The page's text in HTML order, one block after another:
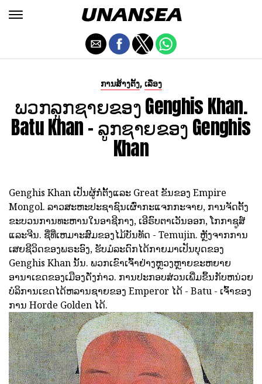
ການສ້າງຕັ້ງ, ເລື່ອງ
ພວກລູກຊາຍຂອງ Genghis Khan.
Batu Khan - ລູກຊາຍຂອງ Genghis
Khan
Genghis Khan ເປັນຜູ້ກໍ່ຕັ້ງແລະ Great ຂັນຂອງ Empire
Mongol. ລາວສະຫະປະຊາຊົນເຜົ່າກະແຈກກະຈາຍ, ການຈັດຕັ້ງ
ຂະບວນການທະຫານໃນອາຊີກາງ, ເອີຣົບຕາເວັນອອກ, ໂກກາຊູສ໌
ແລະຈີນ. ຊື່ທີ່ເຫມາະສົມຂອງໄມ້ບັນທັດ - Temujin. ຫຼັງຈາກການ
ເສຍຊີວິດຂອງພຣະອົງ, ຮັບມໍລະດົກໄດ້ກາຍມາເປັນບຸດຂອງ
Genghis Khan ນັ້ນ. ພວກເຂົາເຈົ້າຢ່າງຫຼວງຫຼາຍຂະຫຍາຍ
ອານາເຂດຂອງເມືອງດັ່ງກ່າວ. ການປະກອບສ່ວນເພີ່ມຂຶ້ນກັບຫນ່ວຍ
ບໍລິການເຂດໄດ້ຫລານຊາຍຂອງ Emperor ໄດ້ - Batu - ເຈົ້າຂອງ
ການ Horde Golden ໄດ້.